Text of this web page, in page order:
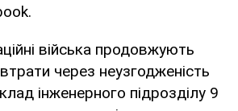
війська продовжують
через неузгодженість
інженерного підрозділу 9